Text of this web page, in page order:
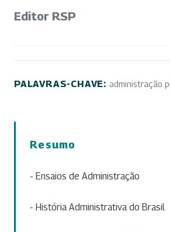
Editor RSP
PALAVRAS-CHAVE: administração
Resumo
- Ensaios de Administração
- História Administrativa do Brasil